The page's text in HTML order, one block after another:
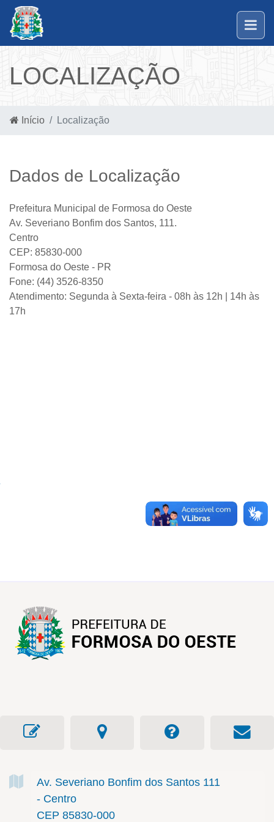
LOCALIZAÇÃO
Início Localização
Dados de Localização
Prefeitura Municipal de Formosa do Oeste
Av. Severiano Bonfim dos Santos, 111.
Centro
CEP: 85830-000
Formosa do Oeste - PR
Fone: (44) 3526-8350
Atendimento: Segunda à Sexta-feira - 08h às 12h | 14h às
17h
Av. Severiano Bonfim dos Santos 111
- Centro
CEP 85830-000